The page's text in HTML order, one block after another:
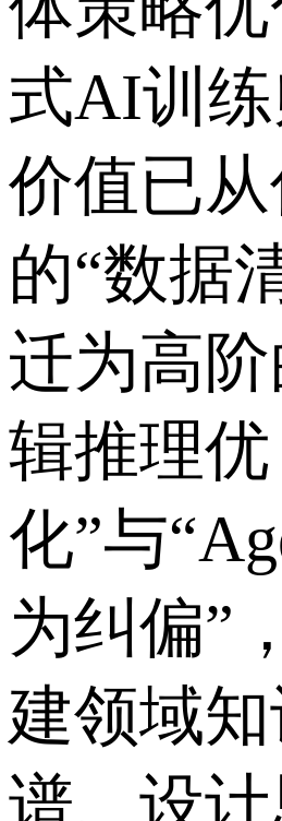
式AI训
价值已
的“数据
迁为高阶
辑推理优
化”与
为纠偏”
建领域知
谱、设